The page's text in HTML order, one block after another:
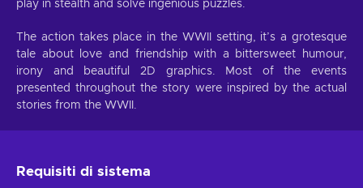
play in stealth and solve ingenious puzzles.
The action takes place in the WWII setting, it’s a grotesque
tale about love and friendship with a bittersweet humour,
irony and beautiful 2D graphics. Most of the events
presented throughout the story were inspired by the actual
stories from the WWII.
Requisiti di sistema